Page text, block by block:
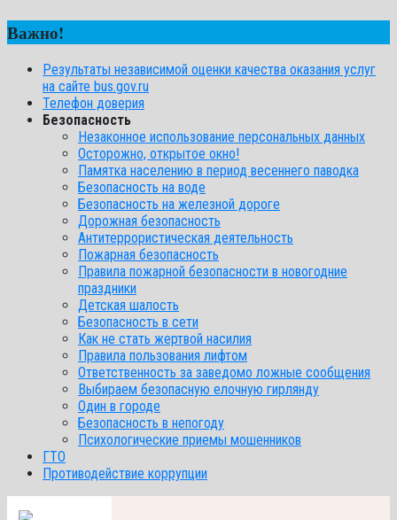
Важно!
Результаты независимой оценки качества оказания услуг
на сайте bus.gov.ru
Телефон доверия
Безопасность
Незаконное использование персональных данных
Осторожно, открытое окно!
Памятка населению в период весеннего паводка
Безопасность на воде
Безопасность на железной дороге
Дорожная безопасность
Антитеррористическая деятельность
Пожарная безопасность
Правила пожарной безопасности в новогодние
праздники
Детская шалость
Безопасность в сети
Как не стать жертвой насилия
Правила пользования лифтом
Ответственность за заведомо ложные сообщения
Выбираем безопасную елочную гирлянду
Один в городе
Безопасность в непогоду
Психологические приемы мошенников
ГТО
Противодействие коррупции